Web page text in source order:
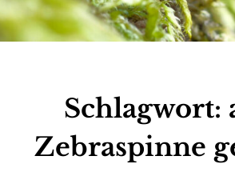
Schlagwort:
Zebraspinne